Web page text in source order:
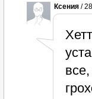
Ксения /